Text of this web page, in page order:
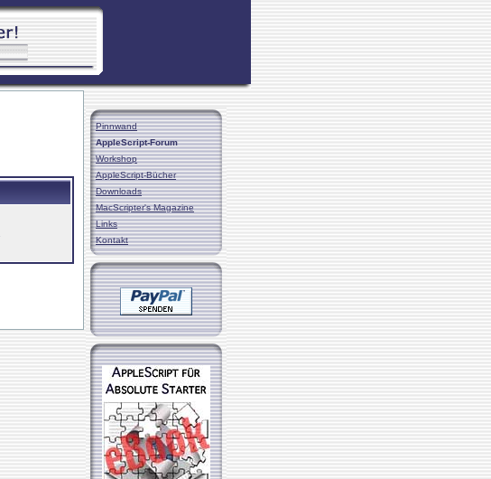
Pinnwand
AppleScript-Forum
Workshop
AppleScript-Bücher
Downloads
MacScripter's Magazine
Links
Kontakt